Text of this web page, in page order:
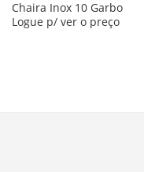
Chaira Inox 10 Garbo
Logue p/ ver o preço